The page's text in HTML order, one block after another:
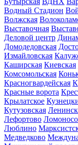
Водный Стадион
Волжская
Выставочная
Деловой центр
Домодедовская
Измайловская
Каширская Киевская
Комсомольская
Красногвардейская
Красные ворота
Крылатское
Кутузовская
Лефортово
Люблино
Медведково